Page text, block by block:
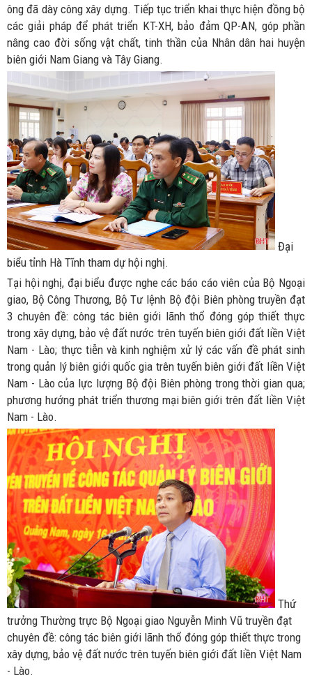
ông đã dày công xây dựng. Tiếp tục triển khai thực hiện đồng bộ
các giải pháp để phát triển KT-XH, bảo đảm QP-AN, góp phần
nâng cao đời sống vật chất, tinh thần của Nhân dân hai huyện
biên giới Nam Giang và Tây Giang.
Đại
biểu tỉnh Hà Tĩnh tham dự hội nghị.
Tại hội nghị, đại biểu được nghe các báo cáo viên của Bộ Ngoại
giao, Bộ Công Thương, Bộ Tư lệnh Bộ đội Biên phòng truyền đạt
3 chuyên đề: công tác biên giới lãnh thổ đóng góp thiết thực
trong xây dựng, bảo vệ đất nước trên tuyến biên giới đất liền Việt
Nam - Lào; thực tiễn và kinh nghiệm xử lý các vấn đề phát sinh
trong quản lý biên giới quốc gia trên tuyến biên giới đất liền Việt
Nam - Lào của lực lượng Bộ đội Biên phòng trong thời gian qua;
phương hướng phát triển thương mại biên giới trên đất liền Việt
Nam - Lào.
Thứ
trưởng Thường trực Bộ Ngoại giao Nguyễn Minh Vũ truyền đạt
chuyên đề: công tác biên giới lãnh thổ đóng góp thiết thực trong
xây dựng, bảo vệ đất nước trên tuyến biên giới đất liền Việt Nam
- Lào.